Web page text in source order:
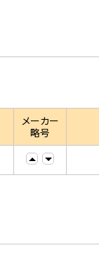
メーカー
略号